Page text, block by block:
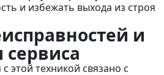
и избежать выхода из строя
и
сервиса
этой техникой связано с